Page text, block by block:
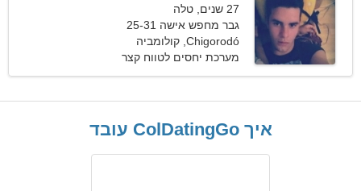
27 שנים, טלה
גבר מחפש אישה 25-31
Chigorodó, קולומביה
מערכת יחסים לטווח קצר
איך ColDatingGo עובד